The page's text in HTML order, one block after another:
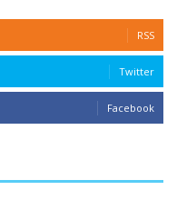
RSS
Twitter
Facebook